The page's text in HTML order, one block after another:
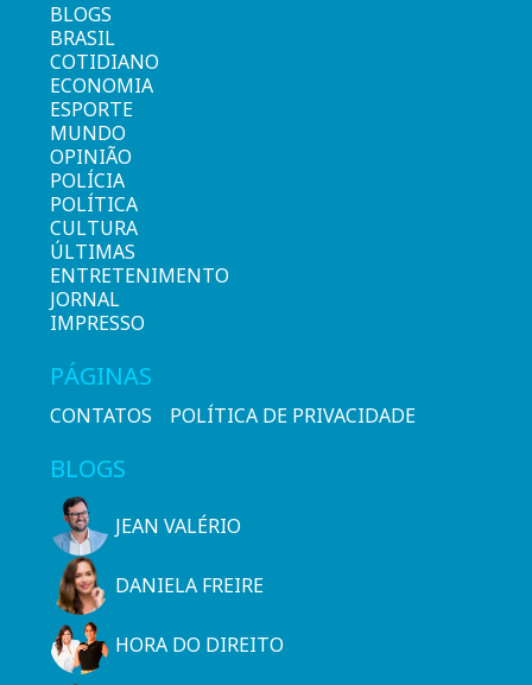
BLOGS
BRASIL
COTIDIANO
ECONOMIA
ESPORTE
MUNDO
OPINIÃO
POLÍCIA
POLÍTICA
CULTURA
ÚLTIMAS
ENTRETENIMENTO
JORNAL
IMPRESSO
PÁGINAS
CONTATOS POLÍTICA DE PRIVACIDADE
BLOGS
JEAN VALÉRIO
DANIELA FREIRE
HORA DO DIREITO